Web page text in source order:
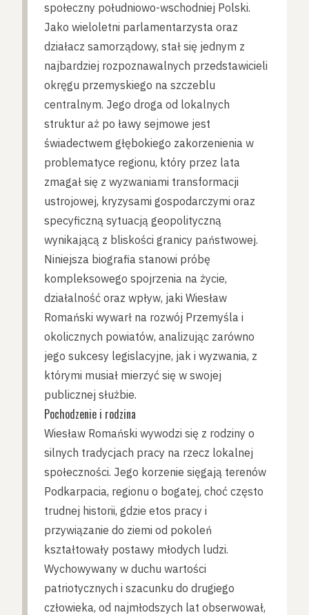
społeczny południowo-wschodniej Polski.
Jako wieloletni parlamentarzysta oraz
działacz samorządowy, stał się jednym z
najbardziej rozpoznawalnych przedstawicieli
okręgu przemyskiego na szczeblu
centralnym. Jego droga od lokalnych
struktur aż po ławy sejmowe jest
świadectwem głębokiego zakorzenienia w
problematyce regionu, który przez lata
zmagał się z wyzwaniami transformacji
ustrojowej, kryzysami gospodarczymi oraz
specyficzną sytuacją geopolityczną
wynikającą z bliskości granicy państwowej.
Niniejsza biografia stanowi próbę
kompleksowego spojrzenia na życie,
działalność oraz wpływ, jaki Wiesław
Romański wywarł na rozwój Przemyśla i
okolicznych powiatów, analizując zarówno
jego sukcesy legislacyjne, jak i wyzwania, z
którymi musiał mierzyć się w swojej
publicznej służbie.
Pochodzenie i rodzina
Wiesław Romański wywodzi się z rodziny o
silnych tradycjach pracy na rzecz lokalnej
społeczności. Jego korzenie sięgają terenów
Podkarpacia, regionu o bogatej, choć często
trudnej historii, gdzie etos pracy i
przywiązanie do ziemi od pokoleń
kształtowały postawy młodych ludzi.
Wychowywany w duchu wartości
patriotycznych i szacunku do drugiego
człowieka, od najmłodszych lat obserwował,